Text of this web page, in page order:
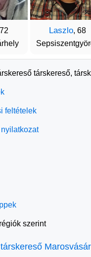
Laszlo, 68
társkereső,
feltételek
szerint